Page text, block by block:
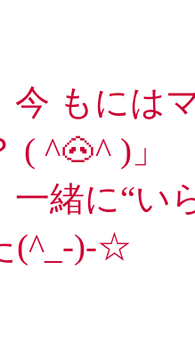
今 もには
( ^🐽^ )」
一緒に“い
(^_-)-☆